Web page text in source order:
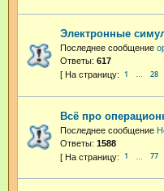
Электронные
Последнее сообщение
Ответы: 617
1 … 28
Всё про
Последнее сообщение
Ответы: 1588
1 77